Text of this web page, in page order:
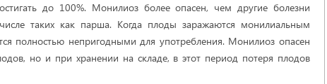
до 100%. Монилиоз более опасен, чем другие болезни
таких как парша. Когда плоды заражаются монилиальным
полностью непригодными для употребления. Монилиоз опасен
но и при хранении на складе, в этот период потеря плодов